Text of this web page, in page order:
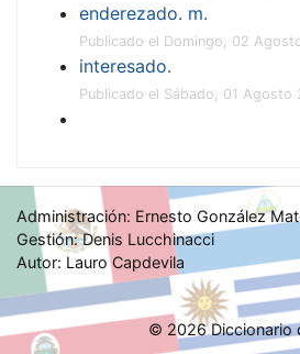
enderezado. m.
Publicado el Domingo, 02
interesado.
Publicado el Sábado, 01 Agosto
Administración: Ernesto González
Gestión: Denis Lucchinacci
Autor: Lauro Capdevila
© 2026 Diccionario